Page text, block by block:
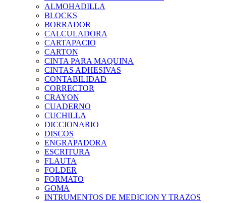
ALMOHADILLA
BLOCKS
BORRADOR
CALCULADORA
CARTAPACIO
CARTON
CINTA PARA MAQUINA
CINTAS ADHESIVAS
CONTABILIDAD
CORRECTOR
CRAYON
CUADERNO
CUCHILLA
DICCIONARIO
DISCOS
ENGRAPADORA
ESCRITURA
FLAUTA
FOLDER
FORMATO
GOMA
INTRUMENTOS DE MEDICION Y TRAZOS